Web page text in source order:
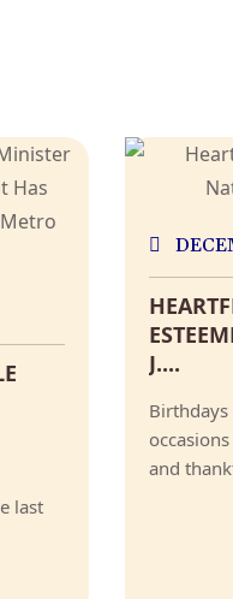
last
J....
and